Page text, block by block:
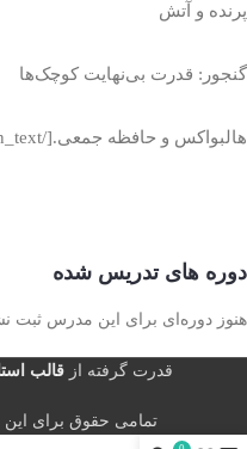
پرنده و آتش
گنجور: قدرت بی‌نهایت کوچک‌ها
هالبواکس و حافظه جمعی.[/vc_column_text][/vc_column][/vc_row]
دوره های تدریس شده
هنوز دوره‌ای برای این مدرس ثبت
قدرت گرفته ازقالب
تمامی حقوق برای